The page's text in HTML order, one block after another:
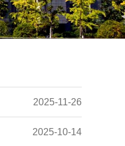
2025-11-26
2025-10-14